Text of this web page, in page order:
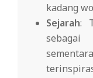
kadang
Sejarah: